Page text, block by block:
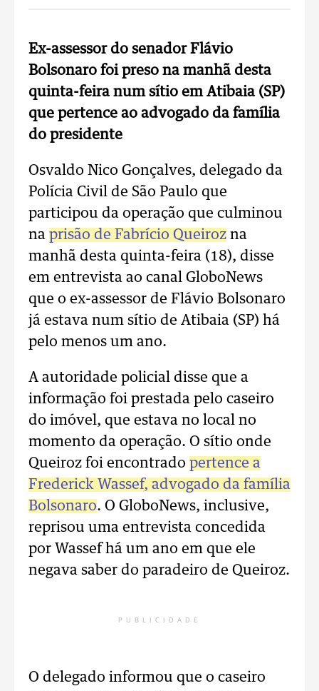
Ex-assessor do senador Flávio
Bolsonaro foi preso na manhã desta
quinta-feira num sítio em Atibaia (SP)
que pertence ao advogado da família
do presidente
Osvaldo Nico Gonçalves, delegado da
Polícia Civil de São Paulo que
participou da operação que culminou
na prisão de Fabrício Queiroz na
manhã desta quinta-feira (18), disse
em entrevista ao canal GloboNews
que o ex-assessor de Flávio Bolsonaro
já estava num sítio de Atibaia (SP) há
pelo menos um ano.
A autoridade policial disse que a
informação foi prestada pelo caseiro
do imóvel, que estava no local no
momento da operação. O sítio onde
Queiroz foi encontrado pertence a
Frederick Wassef, advogado da família
Bolsonaro. O GloboNews, inclusive,
reprisou uma entrevista concedida
por Wassef há um ano em que ele
negava saber do paradeiro de Queiroz.
PUBLICIDADE
O delegado informou que o caseiro